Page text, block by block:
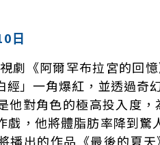
日
劇《阿爾罕布拉宮的回
經」一角爆紅，並透過奇
他對角色的極高投入度
戲，他將體脂肪率降到驚
播出的作品《最後的夏